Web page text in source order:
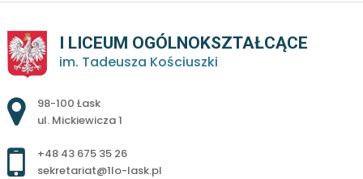
I LICEUM OGÓLNOKSZTAŁCĄCE
im. Tadeusza Kościuszki
Adres pocztowy:
98-100 Łask
ul. Mickiewicza 1
+48 43 675 35 26
sekretariat@1lo-lask.pl